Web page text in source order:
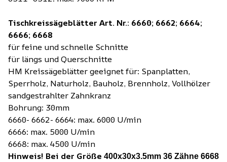
Tischkreissägeblätter Art. Nr.: 6660; 6662; 6664;
6666; 6668
für feine und schnelle Schnitte
für längs und Querschnitte
HM Kreissägeblätter geeignet für: Spanplatten,
Sperrholz, Naturholz, Bauholz, Brennholz, Vollhölzer
sandgestrahlter Zahnkranz
Bohrung: 30mm
6660- 6662- 6664: max. 6000 U/min
6666: max. 5000 U/min
6668: max. 4500 U/min
Hinweis! Bei der Größe 400x30x3.5mm 36 Zähne 6668